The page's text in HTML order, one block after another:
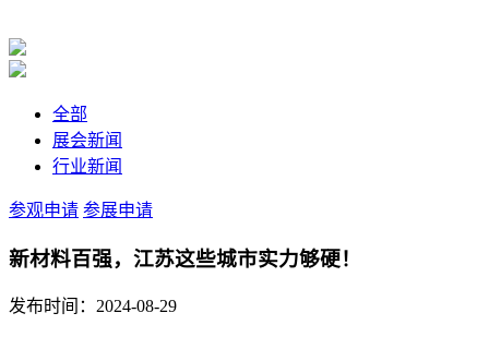
全部
展会新闻
行业新闻
参观申请 参展申请
新材料百强，江苏这些城市实力够硬！
发布时间：2024-08-29